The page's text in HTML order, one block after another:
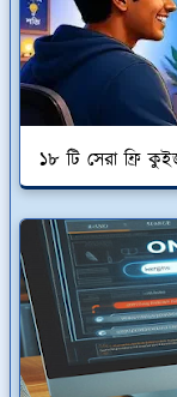
১৮ টি সেরা ফ্রি